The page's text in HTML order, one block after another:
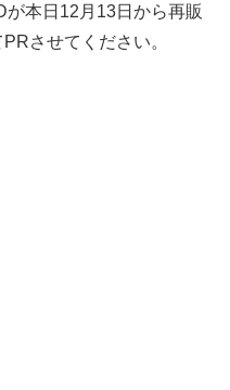
本日12月13日から再販
させてください。